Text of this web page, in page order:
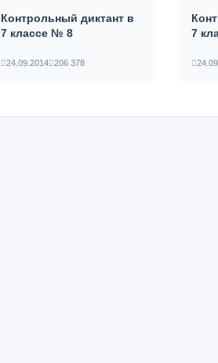
Контрольный диктант в
7 классе № 8
24.09.2014 206 378
7